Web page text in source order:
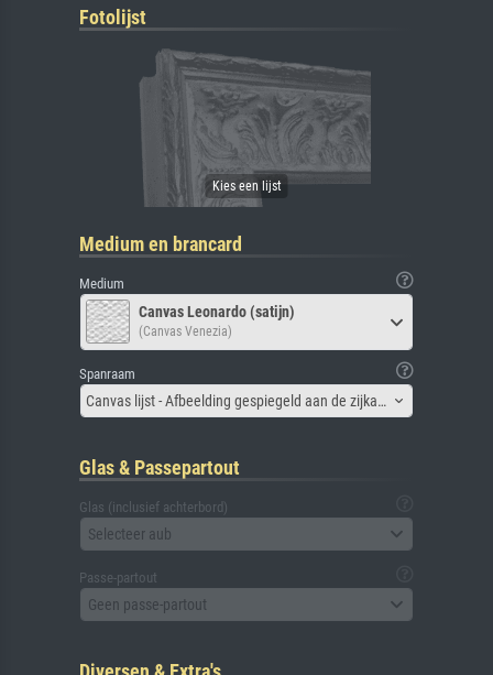
Fotolijst
Medium en brancard
Medium
Canvas Leonardo (satijn)
(Canvas Venezia)
Spanraam
Canvas lijst - Afbeelding gespiegeld aan de zijkant
Glas & Passepartout
Glas (inclusief achterbord)
Selecteer aub
Passe-partout
Geen passe-partout